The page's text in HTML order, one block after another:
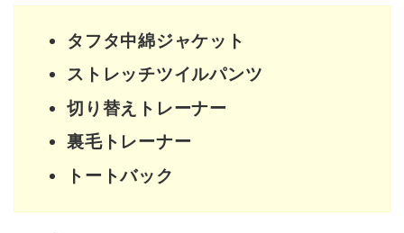
タフタ中綿ジャケット
ストレッチツイルパンツ
切り替えトレーナー
裏毛トレーナー
トートバック